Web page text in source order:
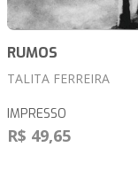
RUMOS
TALITA FERREIRA
IMPRESSO
R$ 49,65